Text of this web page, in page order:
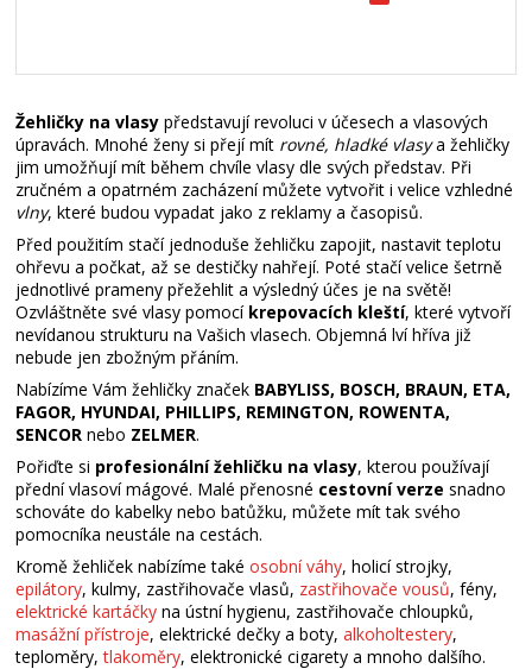
Žehličky na vlasy představují revoluci v účesech a vlasových
úpravách. Mnohé ženy si přejí mít rovné, hladké vlasya žehličky
jim umožňují mít během chvíle vlasy dle svých představ. Při
zručném a opatrném zacházení můžete vytvořit i velice vzhledné
vlny, které budou vypadat jako z reklamy a časopisů.
Před použitím stačí jednoduše žehličku zapojit, nastavit teplotu
ohřevu a počkat, až se destičky nahřejí. Poté stačí velice šetrně
jednotlivé prameny přežehlit a výsledný účes je na světě!
Ozvláštněte své vlasy pomocí krepovacích kleští, které vytvoří
nevídanou strukturu na Vašich vlasech. Objemná lví hříva již
nebude jen zbožným přáním.
Nabízíme Vám žehličky značek BABYLISS, BOSCH, BRAUN, ETA,
FAGOR, HYUNDAI, PHILLIPS, REMINGTON, ROWENTA,
SENCOR nebo ZELMER.
Pořiďte si profesionální žehličku na vlasy, kterou používají
přední vlasoví mágové. Malé přenosné cestovní verzesnadno
schováte do kabelky nebo batůžku, můžete mít tak svého
pomocníka neustále na cestách.
Kromě žehliček nabízíme takéosobní váhy, holicí strojky,
epilátory, kulmy, zastřihovače vlasů, zastřihovače vousů, fény,
elektrické kartáčky na ústní hygienu, zastřihovače chloupků,
masážní přístroje, elektrické dečky a boty,alkoholtestery,
teploměry,tlakoměry, elektronické cigarety a mnoho dalšího.